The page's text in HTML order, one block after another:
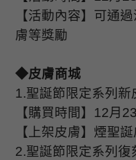
【活動內容】可通
膚等獎勵
◆皮膚商城
1.聖誕節限定系列新
【購買時間】 12月 23
【上架皮膚】煙聖
2.聖誕節限定系列復